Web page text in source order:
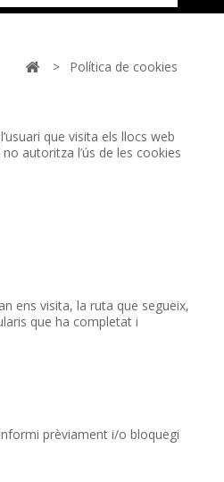
> Política de cookies
que visita els llocs web
autoritza l’ús de les cookies
ens visita, la ruta que segueix,
que ha completat i
prèviament i/o bloquegi